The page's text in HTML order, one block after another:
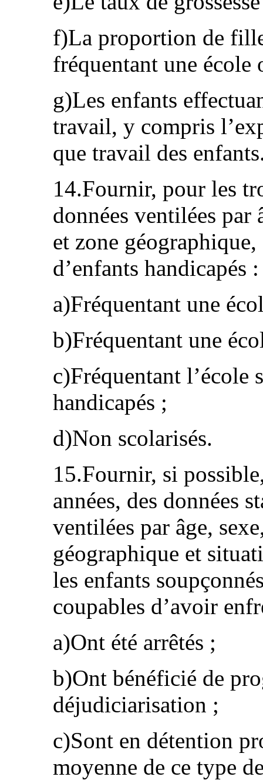
f)La proportion de
fréquentant une école
g)Les enfants
travail, y compris
que travail des
14.Fournir, pour les
données ventilées par
et zone
d’enfants handicapés :
a)Fréquentant une
b)Fréquentant une
c)Fréquentant l’école
handicapés ;
d)Non scolarisés.
15.Fournir, si
années, des données
ventilées par âge,
géographique et
les enfants
coupables d’avoir
a)Ont été arrêtés ;
b)Ont bénéficié de
déjudiciarisation ;
c)Sont en détention
moyenne de ce type